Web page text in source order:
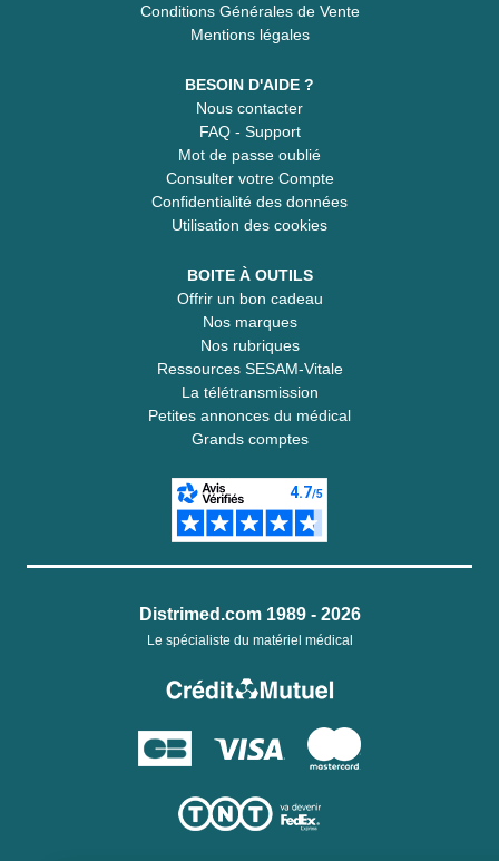
Conditions Générales de Vente
Mentions légales
BESOIN D'AIDE ?
Nous contacter
FAQ - Support
Mot de passe oublié
Consulter votre Compte
Confidentialité des données
Utilisation des cookies
BOITE À OUTILS
Offrir un bon cadeau
Nos marques
Nos rubriques
Ressources SESAM-Vitale
La télétransmission
Petites annonces du médical
Grands comptes
Distrimed.com 1989 - 2026
Le spécialiste du matériel médical